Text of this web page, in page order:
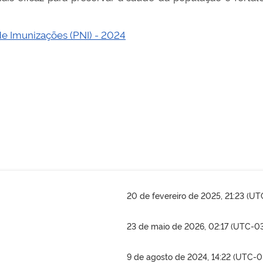
Imunizações (PNI) - 2024
20 de fevereiro de 2025, 21:23
23 de maio de 2026, 02:17 (UTC-
9 de agosto de 2024, 14:22 (UTC-